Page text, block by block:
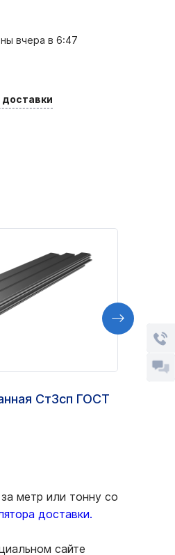
вчера в 6:47
Ст3сп ГОСТ
метр или тонну со
доставки.
сайте